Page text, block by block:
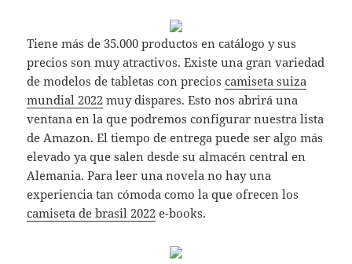
Tiene más de 35.000 productos en catálogo y sus
precios son muy atractivos. Existe una gran variedad
de modelos de tabletas con precioscamiseta suiza
mundial 2022 muy dispares. Esto nos abrirá una
ventana en la que podremos configurar nuestra lista
de Amazon. El tiempo de entrega puede ser algo más
elevado ya que salen desde su almacén central en
Alemania. Para leer una novela no hay una
experiencia tan cómoda como la que ofrecen los
camiseta de brasil 2022 e-books.